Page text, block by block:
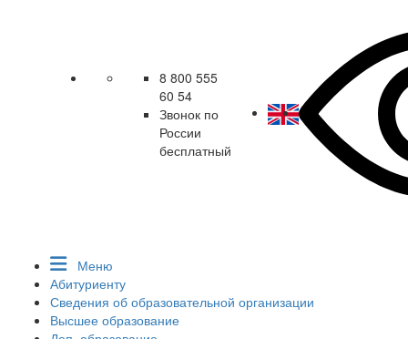
8 800 555
60 54
Звонок по
России
бесплатный
Меню
Абитуриенту
Сведения об образовательной организации
Высшее образование